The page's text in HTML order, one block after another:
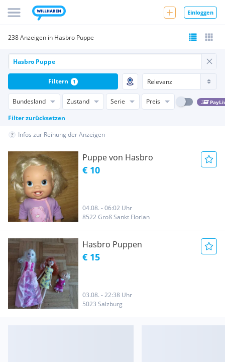
Einloggen
238 Anzeigen in Hasbro Puppe
Bundesland Zustand Serie Preis
Filter zurücksetzen
Filtern 1
Infos zur Reihung der Anzeigen
Puppe von Hasbro
€ 10
04.08. - 06:02 Uhr
8522 Groß Sankt Florian
Hasbro Puppen
€ 15
03.08. - 22:38 Uhr
5023 Salzburg